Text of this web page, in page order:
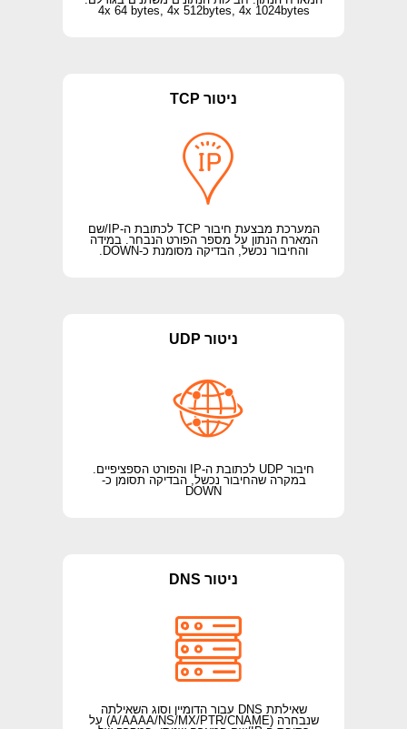
4x 64 bytes, 4x 512bytes, 4x 1024bytes
ניטור TCP
המערכת מבצעת חיבור TCP לכתובת ה-IP/שם
המארח הנתון על מספר הפורט הנבחר. במידה
והחיבור נכשל, הבדיקה מסומנת כ-DOWN.
ניטור UDP
חיבור UDP לכתובת ה-IP והפורט הספציפיים.
במקרה שהחיבור נכשל, הבדיקה תסומן כ-
DOWN
ניטור DNS
שאילתת DNS עבור הדומיין וסוג השאילתה
שנבחרה (A/AAAA/NS/MX/PTR/CNAME) על